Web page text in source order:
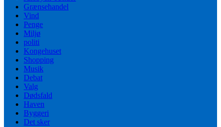
Grænsehandel
Vind
Penge
Miljø
politi
Kongehuset
Shopping
Musik
Debat
Valg
Dødsfald
Haven
Byggeri
Det sker